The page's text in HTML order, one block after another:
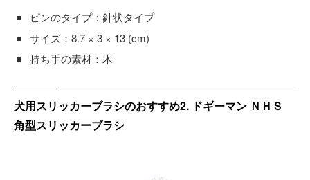
ピンのタイプ：針状タイプ
サイズ：8.7 × 3 × 13 (cm)
持ち手の素材：木
犬用スリッカーブラシのおすすめ2. ドギーマン ＮＨＳ
角型スリッカーブラシ